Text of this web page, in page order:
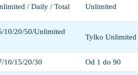
/ Daily / Total Unlimited
10/20/50/Unlimited
Tylko Unlimited
10/15/20/30 Od 1 do 90